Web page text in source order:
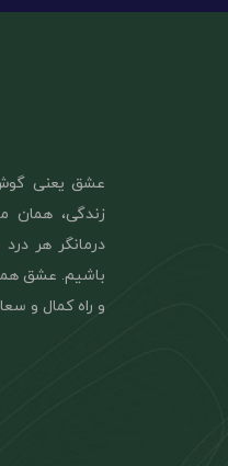
عشق یعنی
زندگی، همان
درمانگر هر
باشیم. عشق
و راه کمال و